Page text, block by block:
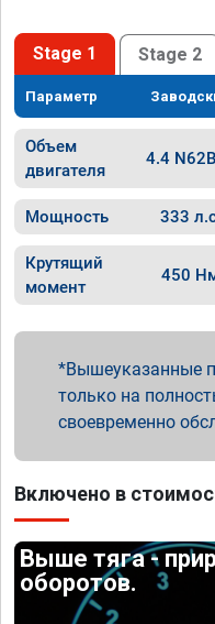
Stage 1 Stage 2
Параметр
Объем
двигателя
4.4
Мощность 333
Крутящий
момент
450
Вышеуказанные
только на
своевременно
Включено в
Выше тяга -
оборотов.